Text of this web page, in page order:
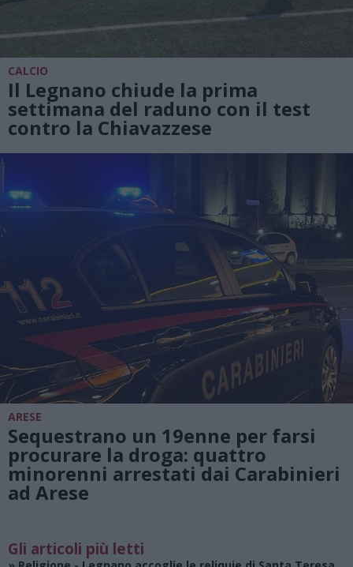
CALCIO
Il Legnano chiude la prima
settimana del raduno con il test
contro la Chiavazzese
ARESE
Sequestrano un 19enne per farsi
procurare la droga: quattro
minorenni arrestati dai Carabinieri
ad Arese
Gli articoli più letti